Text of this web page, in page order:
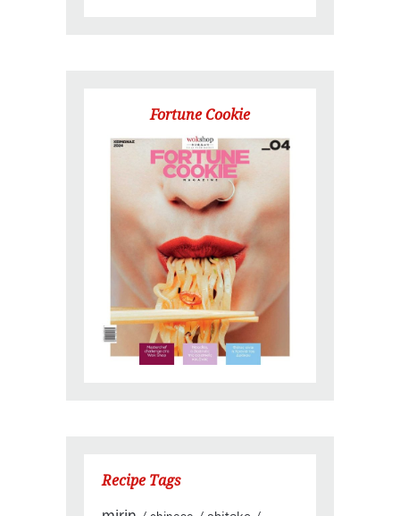
Fortune Cookie
Recipe Tags